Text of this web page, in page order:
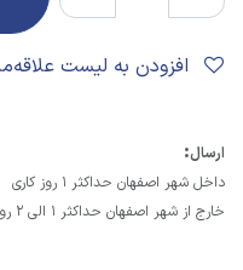
ارسال:
داخل شهر اصفهان حداکثر 1 روز کاری
خارج از شهر اصفهان حداکثر 1 الی 2 روز کاری